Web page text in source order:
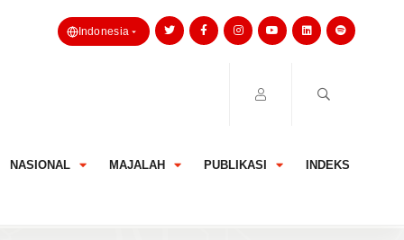
Indonesia
NASIONAL MAJALAH PUBLIKASI INDEKS